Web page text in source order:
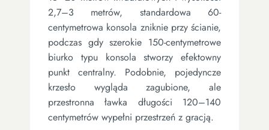
2,7–3 metrów, standardowa 60-
centymetrowa konsola zniknie przy ścianie,
podczas gdy szerokie 150-centymetrowe
biurko typu konsola stworzy efektowny
punkt centralny. Podobnie, pojedyncze
krzesło wygląda zagubione, ale
przestronna ławka długości 120–140
centymetrów wypełni przestrzeń z gracją.